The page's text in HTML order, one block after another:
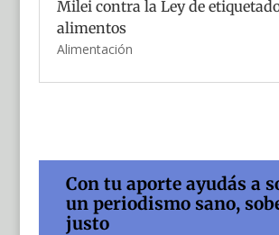
Milei contra la Ley de
alimentos
Alimentación
Con tu aporte ayudás a
un periodismo sano,
justo